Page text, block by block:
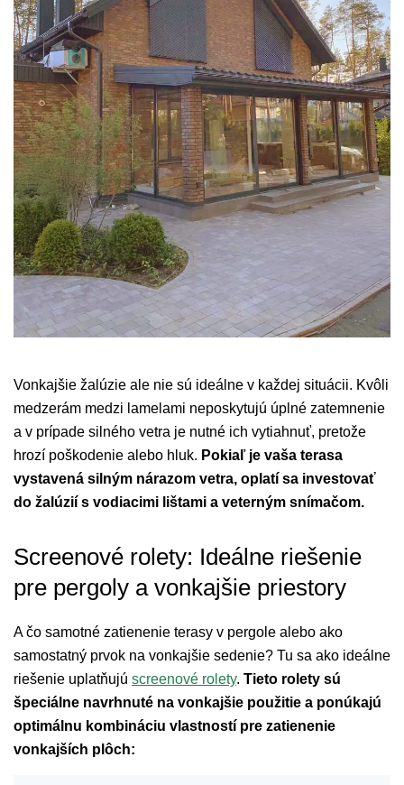
Vonkajšie žalúzie ale nie sú ideálne v každej situácii. Kvôli
medzerám medzi lamelami neposkytujú úplné zatemnenie
a v prípade silného vetra je nutné ich vytiahnuť, pretože
hrozí poškodenie alebo hluk. Pokiaľ je vaša terasa
vystavená silným nárazom vetra, oplatí sa investovať
do žalúzií s vodiacimi lištami a veterným snímačom.
Screenové rolety: Ideálne riešenie
pre pergoly a vonkajšie priestory
A čo samotné zatienenie terasy v pergole alebo ako
samostatný prvok na vonkajšie sedenie? Tu sa ako ideálne
riešenie uplatňujú screenové rolety. Tieto rolety sú
špeciálne navrhnuté na vonkajšie použitie a ponúkajú
optimálnu kombináciu vlastností pre zatienenie
vonkajších plôch: